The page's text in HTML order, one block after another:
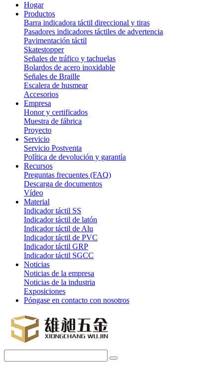
Hogar
Productos
Barra indicadora táctil direccional y tiras
Pasadores indicadores táctiles de advertencia
Pavimentación táctil
Skatestopper
Señales de tráfico y tachuelas
Bolardos de acero inoxidable
Señales de Braille
Escalera de husmear
Accesorios
Empresa
Honor y certificados
Muestra de fábrica
Proyecto
Servicio
Servicio Postventa
Política de devolución y garantía
Recursos
Preguntas frecuentes (FAQ)
Descarga de documentos
Vídeo
Material
Indicador táctil SS
Indicador táctil de latón
Indicador táctil de Alu
Indicador táctil de PVC
Indicador táctil GRP
Indicador táctil SGCC
Noticias
Noticias de la empresa
Noticias de la industria
Exposiciones
Póngase en contacto con nosotros